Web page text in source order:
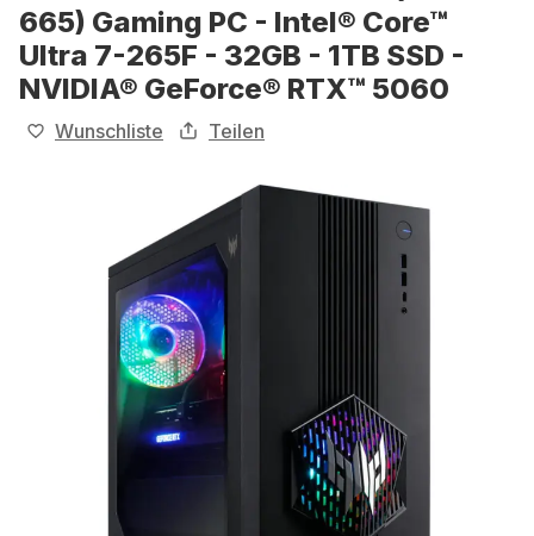
665) Gaming PC - Intel® Core™
Ultra 7-265F - 32GB - 1TB SSD -
NVIDIA® GeForce® RTX™ 5060
Wunschliste Teilen